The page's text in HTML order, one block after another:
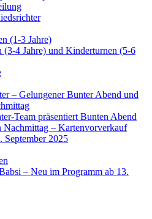
(1-3 Jahre)
4 Jahre) und Kinderturnen (5-6
– Gelungener Bunter Abend und
Team präsentiert Bunten Abend
Nachmittag – Kartenvorverkauf
September 2025
– Neu im Programm ab 13.